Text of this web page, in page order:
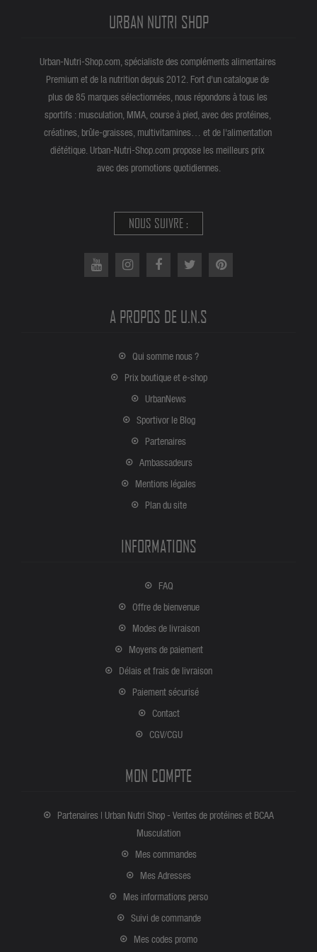
URBAN NUTRI SHOP
Urban-Nutri-Shop.com, spécialiste des compléments alimentaires
Premium et de la nutrition depuis 2012. Fort d'un catalogue de
plus de 85 marques sélectionnées, nous répondons à tous les
sportifs : musculation, MMA, course à pied, avec des protéines,
créatines, brûle-graisses, multivitamines… et de l'alimentation
diététique. Urban-Nutri-Shop.com propose les meilleurs prix
avec des promotions quotidiennes.
NOUS SUIVRE :
A PROPOS DE U.N.S
Qui somme nous ?
Prix boutique et e-shop
UrbanNews
Sportivor le Blog
Partenaires
Ambassadeurs
Mentions légales
Plan du site
INFORMATIONS
FAQ
Offre de bienvenue
Modes de livraison
Moyens de paiement
Délais et frais de livraison
Paiement sécurisé
Contact
CGV/CGU
MON COMPTE
Partenaires | Urban Nutri Shop - Ventes de protéines et BCAA
Musculation
Mes commandes
Mes Adresses
Mes informations perso
Suivi de commande
Mes codes promo